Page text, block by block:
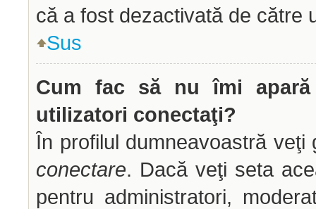
că a fost dezactivată de către
Sus
Cum fac să nu îmi
utilizatori conectaţi?
În profilul dumneavoastră
conectare. Dacă veţi seta
pentru administratori,